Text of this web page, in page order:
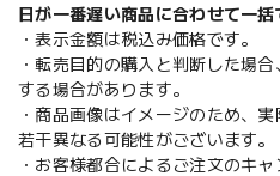
日が一番遅い商品に合わせて一括
・表示金額は税込み価格です。
・転売目的の購入と判断した場
する場合があります。
・商品画像はイメージのため、
若干異なる可能性がございます。
・お客様都合によるご注文のキ